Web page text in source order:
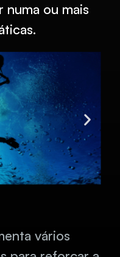
numa ou mais
vários